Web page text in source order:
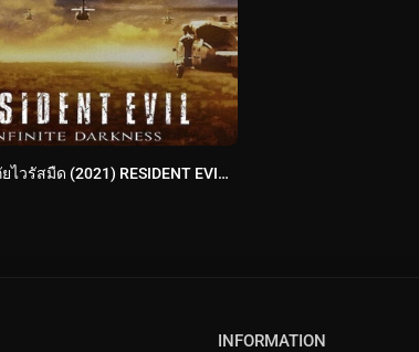
ผีชีวะ มหันตภัยไวรัสมืด (2021) RESIDENT EVIL: Infinite Darkness
INFORMATION